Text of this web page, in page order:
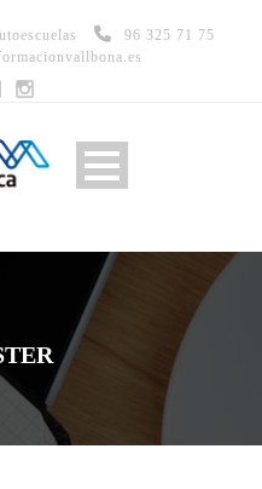
96 325 71 75